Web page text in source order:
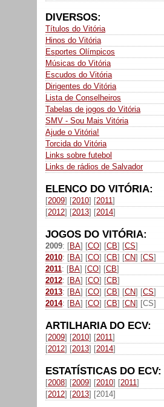
DIVERSOS:
Títulos do Vitória
Hinos do Vitória
Esportes Olímpicos
Músicas do Vitória
Escudos do Vitória
Dirigentes do Vitória
Lista de Conselheiros
Tabelas de jogos do Vitória
SMV - Sou Mais Vitória
Ajude o Vitória!
Torcida do Vitória
Links sobre futebol
Links de rádios de Salvador
ELENCO DO VITÓRIA:
[2009] [2010] [2011]
[2012] [2013] [2014]
JOGOS DO VITÓRIA:
2009: [BA] [CO] [CB] [CS]
2010: [BA] [CO] [CB] [CN] [CS]
2011: [BA] [CO] [CB]
2012: [BA] [CO] [CB]
2013: [BA] [CO] [CB] [CN] [CS]
2014: [BA] [CO] [CB] [CN] [CS]
ARTILHARIA DO ECV:
[2009] [2010] [2011]
[2012] [2013] [2014]
ESTATÍSTICAS DO ECV:
[2008] [2009] [2010] [2011]
[2012] [2013] [2014]